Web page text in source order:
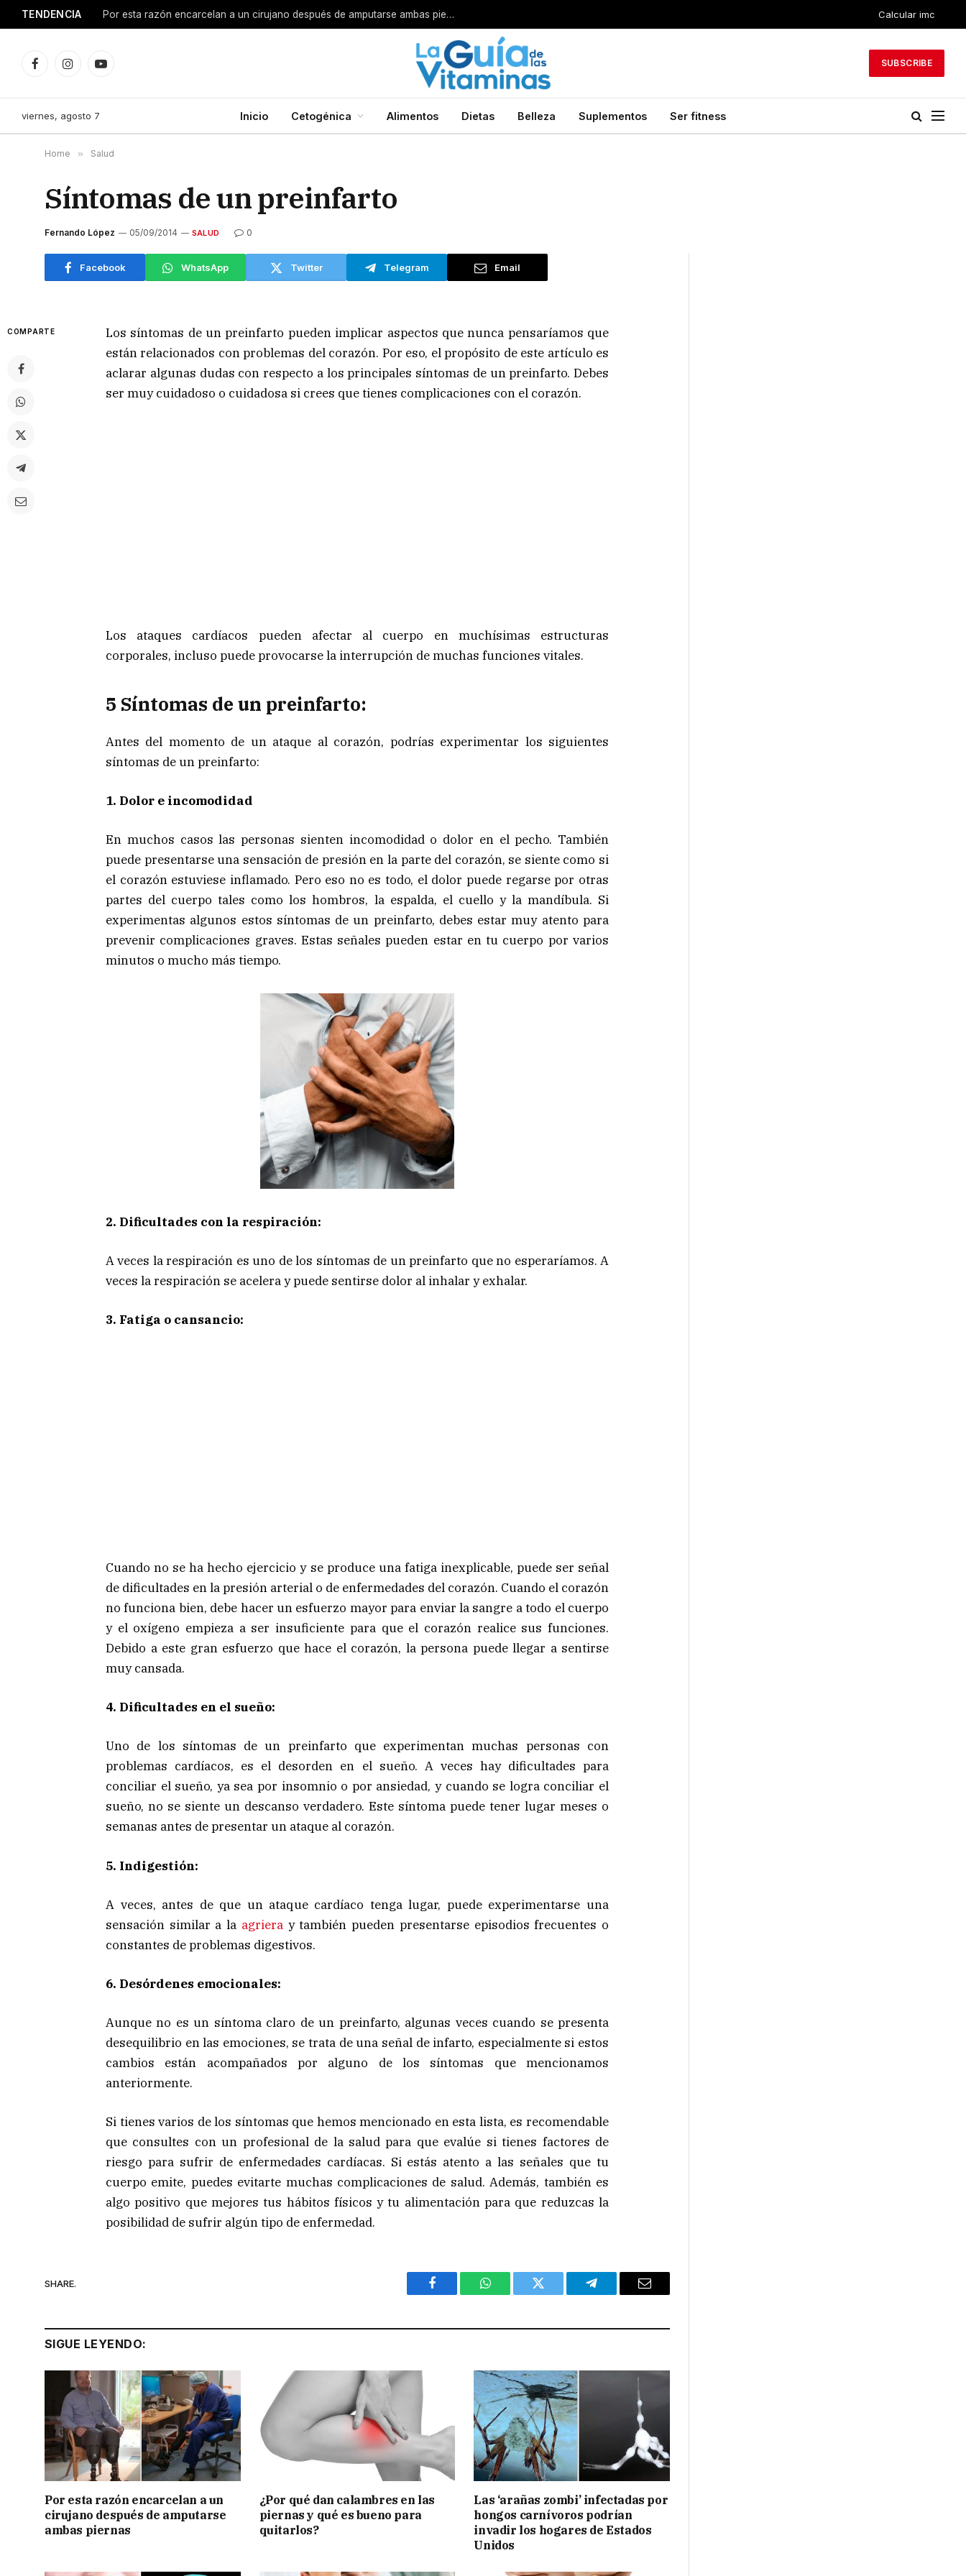
TENDENCIA Por esta razón encarcelan a un cirujano después de amputarse ambas piernas Calcular imc
FacebookInstagramYouTube
SUBSCRIBE
viernes, agosto 7 Inicio Cetogénica Alimentos Dietas Belleza Suplementos Ser fitness
Home » Salud
Síntomas de un preinfarto
Fernando López 05/09/2014 SALUD 0
Facebook WhatsApp Twitter Telegram Email
COMPARTE
Los síntomas de un preinfarto pueden implicar aspectos que nunca pensaríamos que
están relacionados con problemas del corazón. Por eso, el propósito de este artículo es
aclarar algunas dudas con respecto a los principales síntomas de un preinfarto. Debes
ser muy cuidadoso o cuidadosa si crees que tienes complicaciones con el corazón.
Los ataques cardíacos pueden afectar al cuerpo en muchísimas estructuras
corporales, incluso puede provocarse la interrupción de muchas funciones vitales.
5 Síntomas de un preinfarto:
Antes del momento de un ataque al corazón, podrías experimentar los siguientes
síntomas de un preinfarto:
1. Dolor e incomodidad
En muchos casos las personas sienten incomodidad o dolor en el pecho. También
puede presentarse una sensación de presión en la parte del corazón, se siente como si
el corazón estuviese inflamado. Pero eso no es todo, el dolor puede regarse por otras
partes del cuerpo tales como los hombros, la espalda, el cuello y la mandíbula. Si
experimentas algunos estos síntomas de un preinfarto, debes estar muy atento para
prevenir complicaciones graves. Estas señales pueden estar en tu cuerpo por varios
minutos o mucho más tiempo.
2. Dificultades con la respiración:
A veces la respiración es uno de los síntomas de un preinfarto que no esperaríamos. A
veces la respiración se acelera y puede sentirse dolor al inhalar y exhalar.
3. Fatiga o cansancio:
Cuando no se ha hecho ejercicio y se produce una fatiga inexplicable, puede ser señal
de dificultades en la presión arterial o de enfermedades del corazón. Cuando el corazón
no funciona bien, debe hacer un esfuerzo mayor para enviar la sangre a todo el cuerpo
y el oxígeno empieza a ser insuficiente para que el corazón realice sus funciones.
Debido a este gran esfuerzo que hace el corazón, la persona puede llegar a sentirse
muy cansada.
4. Dificultades en el sueño:
Uno de los síntomas de un preinfarto que experimentan muchas personas con
problemas cardíacos, es el desorden en el sueño. A veces hay dificultades para
conciliar el sueño, ya sea por insomnio o por ansiedad, y cuando se logra conciliar el
sueño, no se siente un descanso verdadero. Este síntoma puede tener lugar meses o
semanas antes de presentar un ataque al corazón.
5. Indigestión:
A veces, antes de que un ataque cardíaco tenga lugar, puede experimentarse una
sensación similar a la agrieray también pueden presentarse episodios frecuentes o
constantes de problemas digestivos.
6. Desórdenes emocionales:
Aunque no es un síntoma claro de un preinfarto, algunas veces cuando se presenta
desequilibrio en las emociones, se trata de una señal de infarto, especialmente si estos
cambios están acompañados por alguno de los síntomas que mencionamos
anteriormente.
Si tienes varios de los síntomas que hemos mencionado en esta lista, es recomendable
que consultes con un profesional de la salud para que evalúe si tienes factores de
riesgo para sufrir de enfermedades cardíacas. Si estás atento a las señales que tu
cuerpo emite, puedes evitarte muchas complicaciones de salud. Además, también es
algo positivo que mejores tus hábitos físicos y tu alimentación para que reduzcas la
posibilidad de sufrir algún tipo de enfermedad.
SHARE.
Facebook WhatsAppTwitter Telegram Email
SIGUE LEYENDO:
Por esta razón encarcelan a un
cirujano después de amputarse
ambas piernas
¿Por qué dan calambres en las
piernas y qué es bueno para
quitarlos?
Las ‘arañas zombi’ infectadas por
hongos carnívoros podrían
invadir los hogares de Estados
Unidos